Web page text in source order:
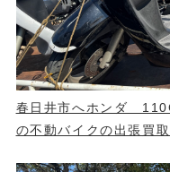
春日井市へホンダ
の不動バイクの出張買取